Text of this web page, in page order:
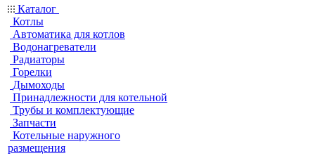
Каталог
Котлы
Автоматика для котлов
Водонагреватели
Радиаторы
Горелки
Дымоходы
Принадлежности для котельной
Трубы и комплектующие
Запчасти
Котельные наружного
размещения